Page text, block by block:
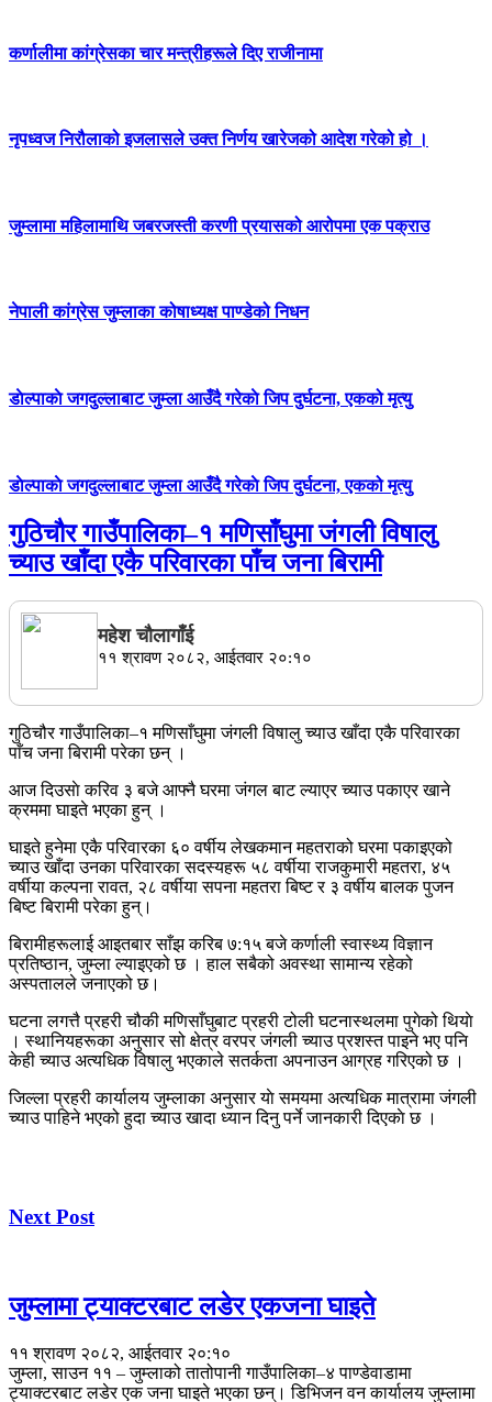
कर्णालीमा कांग्रेसका चार मन्त्रीहरूले दिए राजीनामा
नृपध्वज निरौलाको इजलासले उक्त निर्णय खारेजको आदेश गरेको हो ।
जुम्लामा महिलामाथि जबरजस्ती करणी प्रयासको आरोपमा एक पक्राउ
नेपाली कांग्रेस जुम्लाका कोषाध्यक्ष पाण्डेको निधन
डाेल्पाकाे जगदुल्लाबाट जुम्ला आउँदै गरेकाे जिप दुर्घटना, एकको मृत्यु
डाेल्पाकाे जगदुल्लाबाट जुम्ला आउँदै गरेकाे जिप दुर्घटना, एकको मृत्यु
गुठिचौर गाउँपालिका–१ मणिसाँघुमा जंगली विषालु
च्याउ खाँदा एकै परिवारका पाँच जना बिरामी
महेश चाैलागाँई
११ श्रावण २०८२, आईतवार २०:१०
गुठिचौर गाउँपालिका–१ मणिसाँघुमा जंगली विषालु च्याउ खाँदा एकै परिवारका
पाँच जना बिरामी परेका छन् ।
आज दिउसाे करिव ३ बजे आफ्नै घरमा जंगल बाट ल्याएर च्याउ पकाएर खाने
क्रममा घाइते भएका हुन् ।
घाइते हुनेमा एकै परिवारका ६० वर्षीय लेखकमान महतराको घरमा पकाइएको
च्याउ खाँदा उनका परिवारका सदस्यहरू ५८ वर्षीया राजकुमारी महतरा, ४५
वर्षीया कल्पना रावत, २८ वर्षीया सपना महतरा बिष्ट र ३ वर्षीय बालक पुजन
बिष्ट बिरामी परेका हुन्।
बिरामीहरूलाई आइतबार साँझ करिब ७:१५ बजे कर्णाली स्वास्थ्य विज्ञान
प्रतिष्ठान, जुम्ला ल्याइएको छ । हाल सबैको अवस्था सामान्य रहेको
अस्पतालले जनाएको छ।
घटना लगत्तै प्रहरी चौकी मणिसाँघुबाट प्रहरी टोली घटनास्थलमा पुगेको थियाे
। स्थानियहरूका अनुसार सो क्षेत्र वरपर जंगली च्याउ प्रशस्त पाइने भए पनि
केही च्याउ अत्यधिक विषालु भएकाले सतर्कता अपनाउन आग्रह गरिएको छ ।
जिल्ला प्रहरी कार्यालय जुम्लाका अनुसार याे समयमा अत्यधिक मात्रामा जंगली
च्याउ पाहिने भएको हुदा च्याउ खादा ध्यान दिनु पर्ने जानकारी दिएकाे छ ।
Next Post
जुम्लामा ट्याक्टरबाट लडेर एकजना घाइते
११ श्रावण २०८२, आईतवार २०:१०
जुम्ला, साउन ११ – जुम्लाको तातोपानी गाउँपालिका–४ पाण्डेवाडामा
ट्याक्टरबाट लडेर एक जना घाइते भएका छन्। डिभिजन वन कार्यालय जुम्लामा